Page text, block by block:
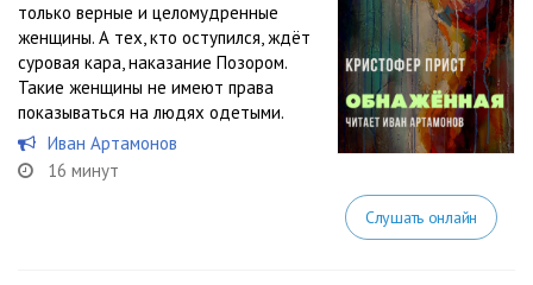
только верные и целомудренные
женщины. А тех, кто оступился, ждёт
суровая кара, наказание Позором.
Такие женщины не имеют права
показываться на людях одетыми.
Иван Артамонов
16 минут
Слушать онлайн